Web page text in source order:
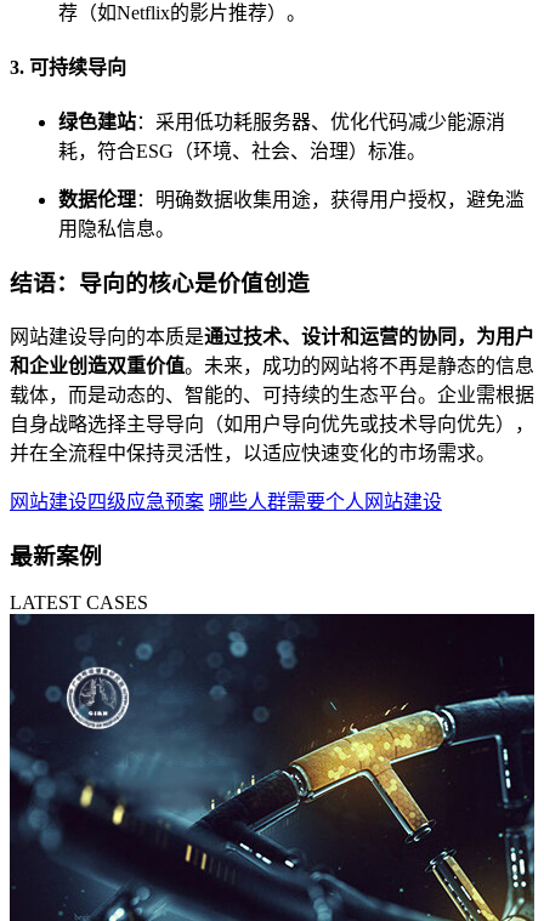
荐（如Netflix的影片推荐）。
3. 可持续导向
绿色建站：采用低功耗服务器、优化代码减少能源消
耗，符合ESG（环境、社会、治理）标准。
数据伦理：明确数据收集用途，获得用户授权，避免滥
用隐私信息。
结语：导向的核心是价值创造
网站建设导向的本质是通过技术、设计和运营的协同，为用户
和企业创造双重价值。未来，成功的网站将不再是静态的信息
载体，而是动态的、智能的、可持续的生态平台。企业需根据
自身战略选择主导导向（如用户导向优先或技术导向优先），
并在全流程中保持灵活性，以适应快速变化的市场需求。
网站建设四级应急预案 哪些人群需要个人网站建设
最新案例
LATEST CASES